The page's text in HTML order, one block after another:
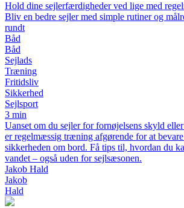
Hold dine sejlerfærdigheder ved lige med
Bliv en bedre sejler med simple rutiner og
rundt
Båd
Båd
Sejlads
Træning
Fritidsliv
Sikkerhed
Sejlsport
3 min
Uanset om du sejler for fornøjelsens skyld
er regelmæssig træning afgørende for at
sikkerheden om bord. Få tips til, hvordan du
vandet – også uden for sejlsæsonen.
Jakob Hald
Jakob
Hald